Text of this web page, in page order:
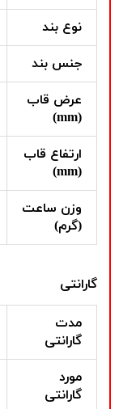
نوع بند
جنس بند
عرض قاب
(mm)
ارتفاع قاب
(mm)
وزن ساعت
(گرم)
گارانتی
مدت
گارانتی
مورد
گارانتی